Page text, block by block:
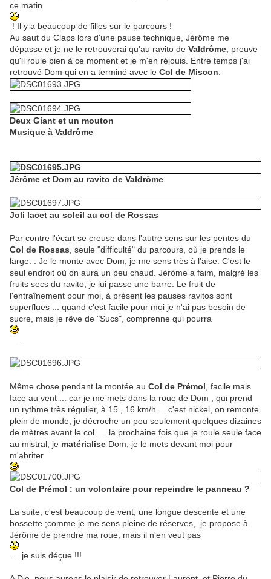
ce matin
! Il y a beaucoup de filles sur le parcours !
Au saut du Claps lors d'une pause technique, Jérôme me
dépasse et je ne le retrouverai qu'au ravito de Valdrôme , preuve
qu'il roule bien à ce moment et je m'en réjouis. Entre temps j'ai
retrouvé Dom qui en a terminé avec le Col de Miscon
Deux Giant et un mouton
Musique à Valdrôme
Jérôme et Dom au ravito de Valdrôme
Joli lacet au soleil au col de Rossas
Par contre l'écart se creuse dans l'autre sens sur les pentes du
Col de Rossas , seule "difficulté" du parcours, où je prends le
large. . Je le monte avec Dom, je me sens très à l'aise. C'est le
seul endroit où on aura un peu chaud. Jérôme a faim, malgré les
fruits secs du ravito, je lui passe une barre. Le fruit de
l'entraînement pour moi, à présent les pauses ravitos sont
superflues ... quand c'est facile pour moi je n'ai pas besoin de
sucre, mais je rêve de "Sucs", comprenne qui pourra
Même chose pendant la montée au Col de Prémol , facile mais
face au vent ... car je me mets dans la roue de Dom , qui prend
un rythme très régulier, à 15 , 16 km/h ... c'est nickel, on remonte
plein de monde, je décroche un peu seulement quelques dizaines
de mètres avant le col ... la prochaine fois que je roule seule face
au mistral, je matérialise Dom, je le mets devant moi pour
m'abriter
Col de Prémol : un volontaire pour repeindre le panneau ?
La suite, c'est beaucoup de vent, une longue descente et une
bossette ;comme je me sens pleine de réserves, je propose à
Jérôme de prendre ma roue, mais il n'en veut pas
... je suis déçue !!!